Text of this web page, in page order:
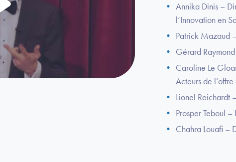
Annika Dinis –
l’Innovation en
Patrick Mazaud
Gérard
Caroline Le
Acteurs de
Lionel Reichardt
Prosper Teboul
Chahra Louafi –